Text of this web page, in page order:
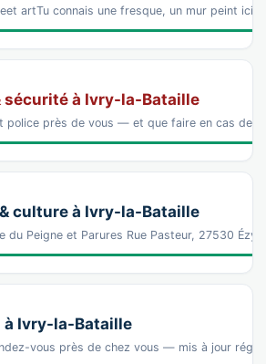
artTu connais une fresque, un mur peint ici
sécurité à Ivry-la-Bataille
police près de vous — et que faire en cas de
culture à Ivry-la-Bataille
du Peigne et Parures Rue Pasteur, 27530
à Ivry-la-Bataille
vous près de chez vous — mis à jour